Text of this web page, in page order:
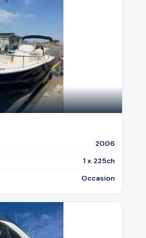
2006
1 x 225ch
Occasion